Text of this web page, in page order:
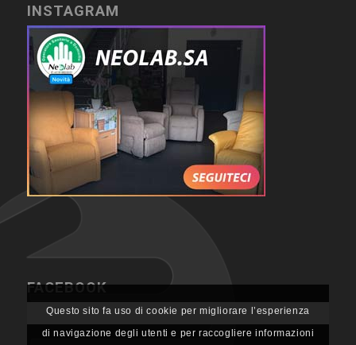
INSTAGRAM
FACEBOOK
Questo sito fa uso di cookie per migliorare l’esperienza
di navigazione degli utenti e per raccogliere informazioni